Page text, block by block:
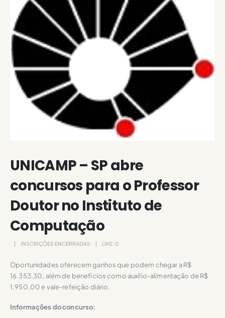
UNICAMP – SP abre
concursos para o Professor
Doutor no Instituto de
Computação
INSCRIÇÕES ENCERRADAS LIKE: 0
Oportunidades oferecem ganhos que podem chegar a R$
16.353,30, além de benefícios como auxílio-alimentação de R$
1.950,00 e vale-refeição diário.
Informações do concurso: